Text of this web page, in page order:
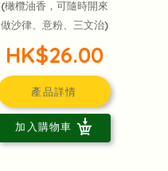
(橄欖油香，可隨時開來
做沙律、意粉、三文治)
HK$26.00
產品詳情
加入購物車